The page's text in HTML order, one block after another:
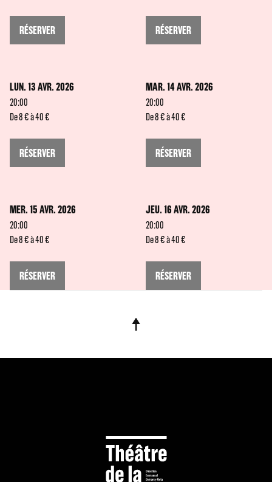
RÉSERVER RÉSERVER
LUN. 13 AVR. 2026
20:00
De 8 € à 40 €
RÉSERVER
MAR. 14 AVR. 2026
20:00
De 8 € à 40 €
RÉSERVER
MER. 15 AVR. 2026
20:00
De 8 € à 40 €
RÉSERVER
JEU. 16 AVR. 2026
20:00
De 8 € à 40 €
RÉSERVER